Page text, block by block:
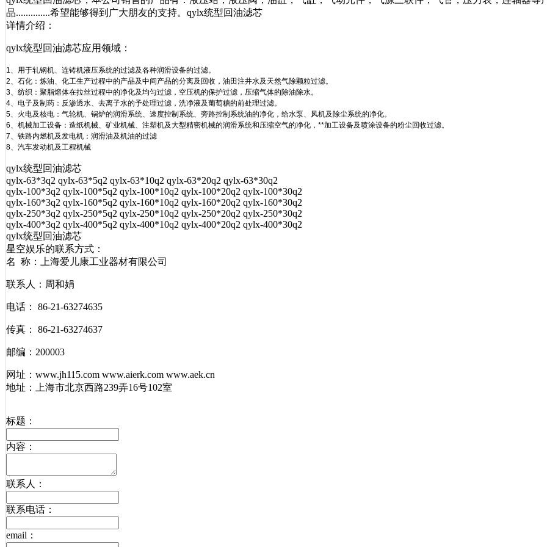
品..............希望能够得到广大朋友的支持。qylx统型回油滤芯
详情介绍：
qylx统型回油滤芯应用领域：
1、用于轧钢机、连铸机液压系统的过滤及各种润滑设备的过滤。
2、石化：炼油、化工生产过程中的产品及中间产品的分离及回收，油田注井水及天然气除颗粒过滤。
3、纺织：聚脂熔体在拉丝过程中的净化及均匀过滤，空压机的保护过滤，压缩气体的除油除水。
4、电子及制药：反渗透水、去离子水的予处理过滤，洗净液及葡萄糖的前处理过滤。
5、火电及核电：气轮机、锅炉的润滑系统、速度控制系统、旁路控制系统油的净化，给水泵、风机及除尘系统的净化。
6、机械加工设备：造纸机械、矿业机械、注塑机及大型精密机械的润滑系统和压缩空气的净化，**加工设备及喷涂设备的粉尘回收过滤。
7、铁路内燃机及发电机：润滑油及机油的过滤
8、汽车发动机及工程机械
qylx统型回油滤芯
qylx-63*3q2 qylx-63*5q2 qylx-63*10q2 qylx-63*20q2 qylx-63*30q2
qylx-100*3q2 qylx-100*5q2 qylx-100*10q2 qylx-100*20q2 qylx-100*30q2
qylx-160*3q2 qylx-160*5q2 qylx-160*10q2 qylx-160*20q2 qylx-160*30q2
qylx-250*3q2 qylx-250*5q2 qylx-250*10q2 qylx-250*20q2 qylx-250*30q2
qylx-400*3q2 qylx-400*5q2 qylx-400*10q2 qylx-400*20q2 qylx-400*30q2
qylx统型回油滤芯
星空娱乐的联系方式：
名 称：上海爱儿康工业器材有限公司
联系人：周和娟
电话： 86-21-63274635
传真： 86-21-63274637
邮编：200003
网址：www.jh115.com www.aierk.com www.aek.cn
地址：上海市北京西路239弄16号102室
标题：
内容：
联系人：
联系电话：
email：